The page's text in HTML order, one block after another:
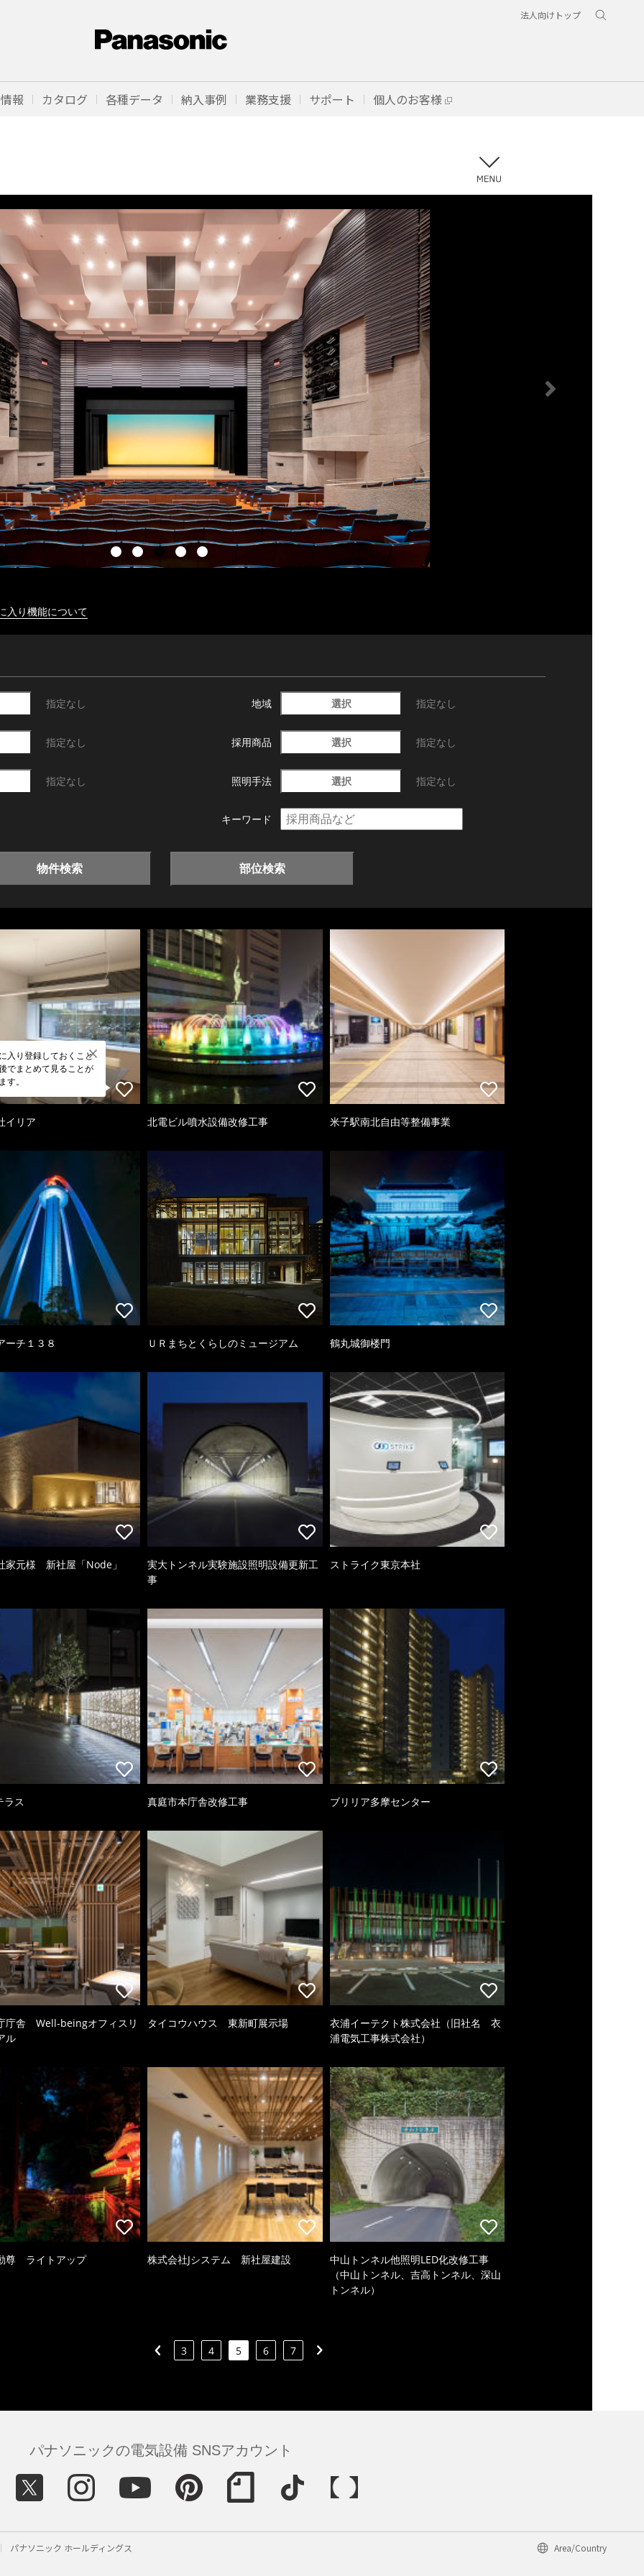
法人向けトップ
報 カタログ 各種データ 納入事例 業務支援 サポート 個人のお客様
入り機能について
指定なし 地域 選択 指定なし
指定なし 採用商品 選択 指定なし
指定なし 照明手法 選択 指定なし
キーワード
物件検索 部位検索
入り登録しておくこと
でまとめて見ることが
す。
イリア 北電ビル噴水設備改修工事 米子駅南北自由等整備事業
ーチ１３８ ＵＲまちとくらしのミュージアム 鶴丸城御楼門
家元様 新社屋「Node」
実大トンネル実験施設照明設備更新工
事
ストライク東京本社
ラス 真庭市本庁舎改修工事 ブリリア多摩センター
庁舎 Well-beingオフィスリ
ル
タイコウハウス 東新町展示場
衣浦イーテクト株式会社（旧社名 衣
浦電気工事株式会社）
尊 ライトアップ 株式会社Jシステム 新社屋建設
中山トンネル他照明LED化改修工事
（中山トンネル、吉高トンネル、深山
トンネル）
3 4 5 6 7
パナソニックの電気設備 SNSアカウント
パナソニック ホールディングス Area/Country